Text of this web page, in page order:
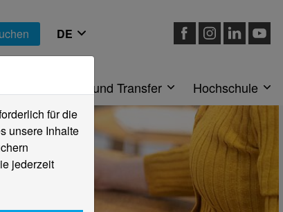
Forschung und Transfer Hochschule
für die
unsere Inhalte
jederzeit